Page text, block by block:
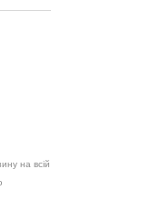
на всій